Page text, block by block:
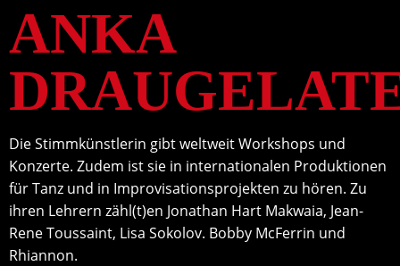
ANKA
Die Stimmkünstlerin gibt weltweit Workshops und
Konzerte. Zudem ist sie in internationalen Produktionen
für Tanz und in Improvisationsprojekten zu hören. Zu
ihren Lehrern zähl(t)en Jonathan Hart Makwaia, Jean-
Rene Toussaint, Lisa Sokolov. Bobby McFerrin und
Rhiannon.